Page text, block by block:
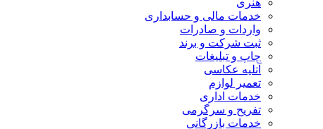
هنری
خدمات مالی و حسابداری
واردات و صادرات
ثبت شرکت و برند
چاپ و تبلیغات
آتلیه عکاسی
تعمیر لوازم
خدمات اداری
تفریح و سرگرمی
خدمات بازرگانی